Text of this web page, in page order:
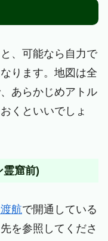
、可能なら自力で
ります。地図は全
あらかじめアトル
くといいでしょ
霊窟前)
航で開通している
を参照してくださ